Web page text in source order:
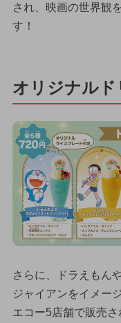
され、映画の世界観
す！
オリジナルド
さらに、ドラえもん
ジャイアンをイメー
エコー5店舗で販売